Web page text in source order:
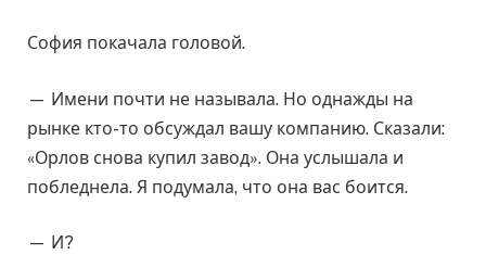
София покачала головой.
— Имени почти не называла. Но однажды на
рынке кто-то обсуждал вашу компанию. Сказали:
«Орлов снова купил завод». Она услышала и
побледнела. Я подумала, что она вас боится.
— И?